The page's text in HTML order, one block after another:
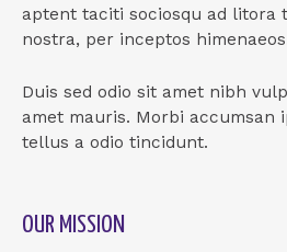
aptent taciti sociosqu ad litora
nostra, per inceptos
Duis sed odio sit amet nibh
amet mauris. Morbi accumsan
tellus a odio tincidunt.
OUR MISSION